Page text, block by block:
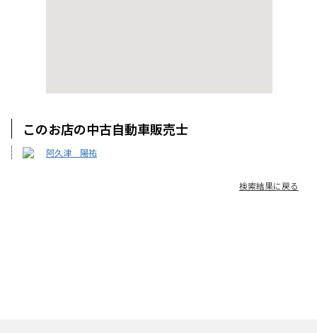
このお店の中古自動車販売士
阿久津 陽祐
検索結果に戻る